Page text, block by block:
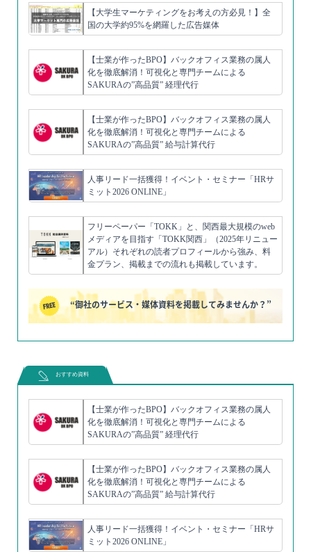
【大学生マーケティングをお考えの方必見！】全
国の大学約95%を網羅した広告媒体
【士業が作ったBPO】バックオフィス業務の属人
化を徹底解消！可視化と専門チームによる
SAKURAの”高品質” 経理代行
【士業が作ったBPO】バックオフィス業務の属人
化を徹底解消！可視化と専門チームによる
SAKURAの”高品質” 給与計算代行
人事リード一括獲得！イベント・セミナー「HRサ
ミット2026 ONLINE」
フリーペーパー「TOKK」と、関西最大規模のweb
メディアを目指す「TOKK関西」（2025年リニュー
アル）それぞれの読者プロフィールから強み、料
金プラン、掲載までの流れも掲載しています。
“御社のサービス・媒体資料を掲載してみませんか？”
おすすめ資料
【士業が作ったBPO】バックオフィス業務の属人
化を徹底解消！可視化と専門チームによる
SAKURAの”高品質” 経理代行
【士業が作ったBPO】バックオフィス業務の属人
化を徹底解消！可視化と専門チームによる
SAKURAの”高品質” 給与計算代行
人事リード一括獲得！イベント・セミナー「HRサ
ミット2026 ONLINE」